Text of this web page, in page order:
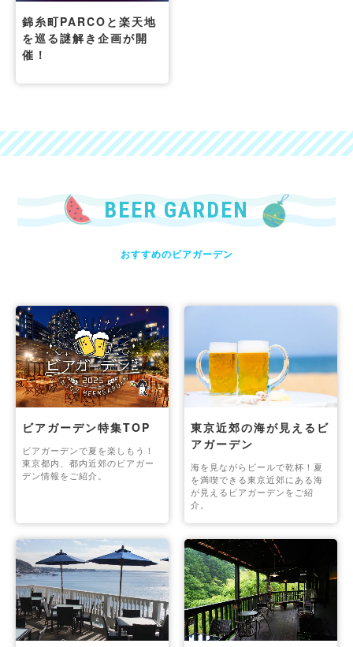
錦糸町PARCOと楽天地
を巡る謎解き企画が開
催！
BEER GARDEN
おすすめのビアガーデン
ビアガーデン特集TOP
ビアガーデンで夏を楽しもう！
東京都内、都内近郊のビアガー
デン情報をご紹介。
東京近郊の海が見えるビ
アガーデン
海を見ながらビールで乾杯！夏
を満喫できる東京近郊にある海
が見えるビアガーデンをご紹
介。